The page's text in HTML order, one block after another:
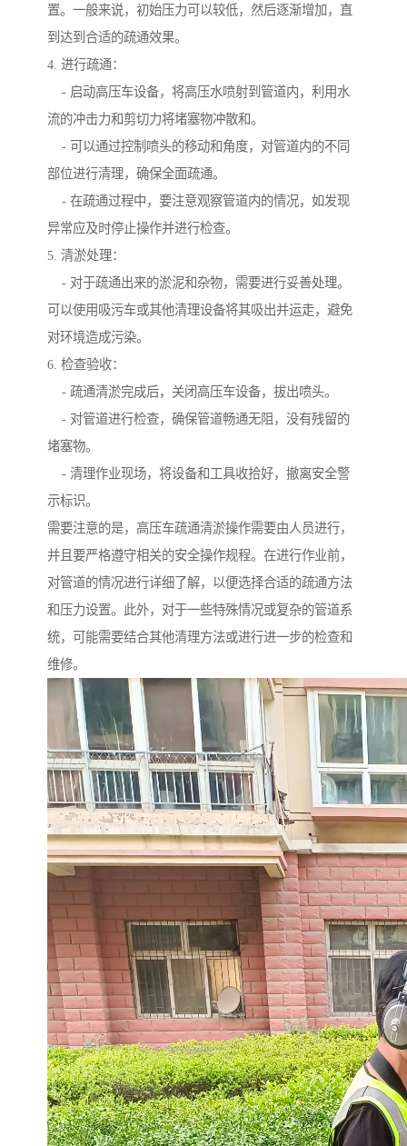
置。一般来说，初始压力可以较低，然后逐渐增加，直
到达到合适的疏通效果。
4. 进行疏通：
- 启动高压车设备，将高压水喷射到管道内，利用水
流的冲击力和剪切力将堵塞物冲散和。
- 可以通过控制喷头的移动和角度，对管道内的不同
部位进行清理，确保全面疏通。
- 在疏通过程中，要注意观察管道内的情况，如发现
异常应及时停止操作并进行检查。
5. 清淤处理：
- 对于疏通出来的淤泥和杂物，需要进行妥善处理。
可以使用吸污车或其他清理设备将其吸出并运走，避免
对环境造成污染。
6. 检查验收：
- 疏通清淤完成后，关闭高压车设备，拔出喷头。
- 对管道进行检查，确保管道畅通无阻，没有残留的
堵塞物。
- 清理作业现场，将设备和工具收拾好，撤离安全警
示标识。
需要注意的是，高压车疏通清淤操作需要由人员进行，
并且要严格遵守相关的安全操作规程。在进行作业前，
对管道的情况进行详细了解，以便选择合适的疏通方法
和压力设置。此外，对于一些特殊情况或复杂的管道系
统，可能需要结合其他清理方法或进行进一步的检查和
维修。